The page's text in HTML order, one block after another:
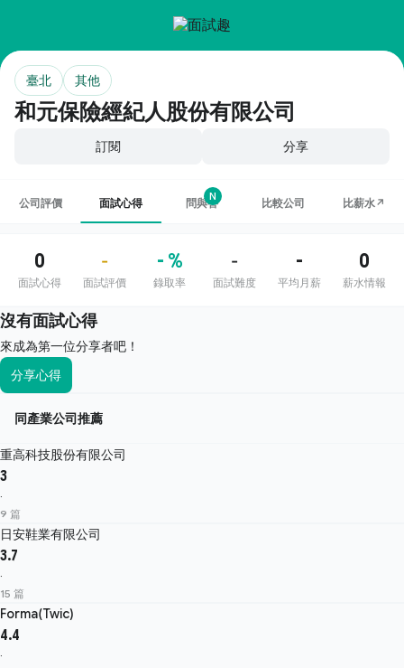
和元保險經紀人股份有限公司
臺北 其他
訂閱 分享
公司評價 面試心得 問與答
N
比較公司 比薪水↗
0
面試心得
-
面試評價
- %
錄取率
-
面試難度
-
平均月薪
0
薪水情報
沒有面試心得
來成為第一位分享者吧！
分享心得
同產業公司推薦
重高科技股份有限公司
3
·
9 篇
日安鞋業有限公司
3.7
·
15 篇
Forma(Twic)
4.4
·